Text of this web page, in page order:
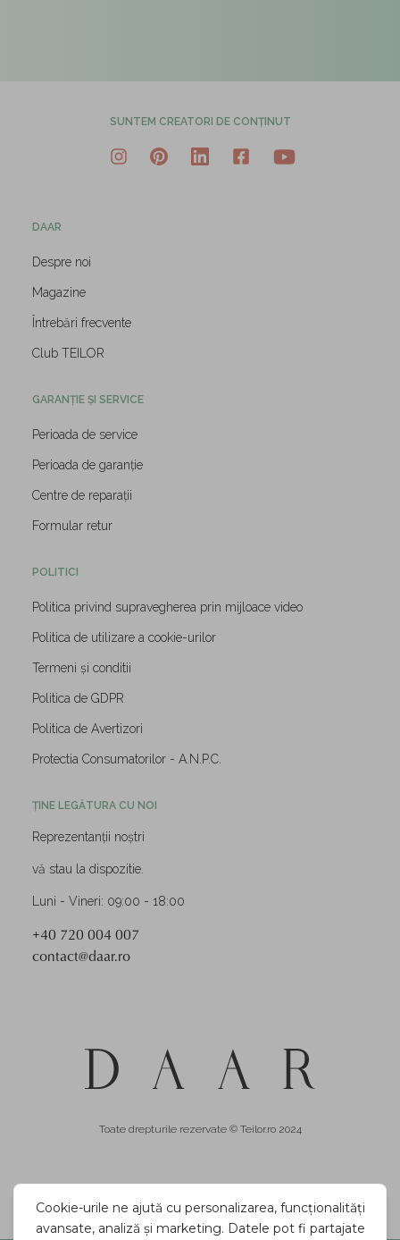
SUNTEM CREATORI DE CONȚINUT
DAAR
Despre noi
Magazine
Întrebări frecvente
Club TEILOR
GARANȚIE ȘI SERVICE
Perioada de service
Perioada de garanție
Centre de reparații
Formular retur
POLITICI
Politica privind supravegherea prin mijloace video
Politica de utilizare a cookie-urilor
Termeni și conditii
Politica de GDPR
Politica de Avertizori
Protectia Consumatorilor - A.N.P.C.
ȚINE LEGĂTURA CU NOI
Reprezentanții noștri
vă stau la dispozitie.
Luni - Vineri: 09:00 - 18:00
+40 720 004 007
contact@daar.ro
Toate drepturile rezervate © Teilor.ro 2024